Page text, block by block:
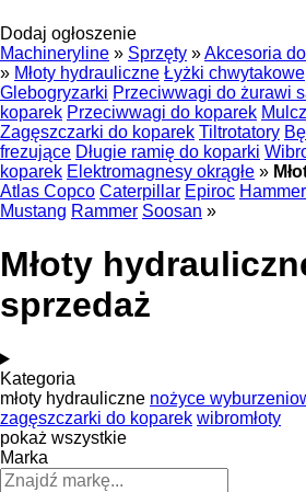
Dodaj ogłoszenie
Machineryline » Sprzęty »Akcesoria
» Młoty hydrauliczne Łyżki chwytakowe
Glebogryzarki Przeciwwagi do żurawi
koparek Przeciwwagi do koparek
Zagęszczarki do koparek Tiltrotatory
frezujące Długie ramię do koparki
koparek Elektromagnesy okrągłe »
Atlas Copco Caterpillar Epiroc Hammer
Mustang Rammer Soosan »
Młoty
sprzedaż
Kategoria
młoty hydrauliczne nożyce
zagęszczarki do koparek wibromłoty
pokaż wszystkie
Marka